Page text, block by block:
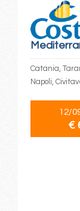
Catania,
Napoli,
12/
€